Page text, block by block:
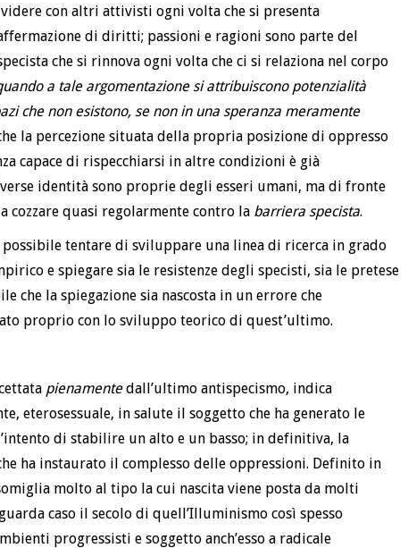
con altri attivisti ogni volta che si presenta
di diritti; passioni e ragioni sono parte del
che si rinnova ogni volta che ci si relaziona nel corpo
a tale argomentazione si attribuiscono potenzialità
che non esistono, se non in una speranza meramente
la percezione situata della propria posizione di oppresso
capace di rispecchiarsi in altre condizioni è già
identità sono proprie degli esseri umani, ma di fronte
cozzare quasi regolarmente contro la barriera specista.
possibile tentare di sviluppare una linea di ricerca in grado
e spiegare sia le resistenze degli specisti, sia le pretese
che la spiegazione sia nascosta in un errore che
proprio con lo sviluppo teorico di quest’ultimo.
pienamentedall’ultimo antispecismo, indica
eterosessuale, in salute il soggetto che ha generato le
di stabilire un alto e un basso; in definitiva, la
ha instaurato il complesso delle oppressioni. Definito in
molto al tipo la cui nascita viene posta da molti
caso il secolo di quell’Illuminismo così spesso
progressisti e soggetto anch’esso a radicale